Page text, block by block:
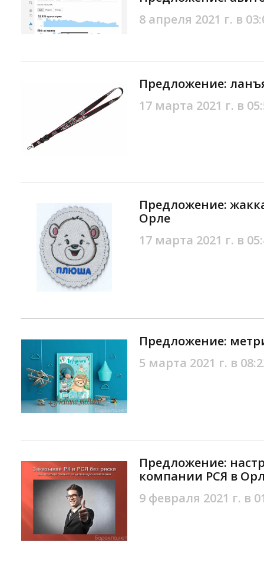
8 апреля 2021 г. в
Предложение:
17 марта 2021 г. в
Предложение:
Орле
17 марта 2021 г. в
Предложение:
5 марта 2021 г. в
Предложение:
компании РСЯ в
9 февраля 2021 г. в